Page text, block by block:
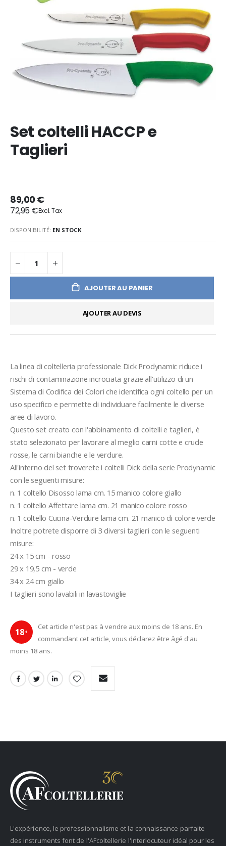
Set coltelli HACCP e
Taglieri
89,00 €
72,95 €
DISPONIBILITÉ: EN STOCK
AJOUTER AU PANIER
AJOUTER AU DEVIS
La linea di coltelleria professionale Dick Prodynamic riduce i
rischi di contaminazione incrociata grazie all'utilizzo di un
Sistema di Codifica dei Colori che identifica ogni coltello per un
uso specifico e permette di individuare facilmente le diverse
aree di lavoro.
Questo set creato con l'abbinamento di coltelli e taglieri, è
stato selezionato per lavorare al meglio carni cotte e crude
rosse, le carni bianche e le verdure.
All'interno del set troverete i coltelli Dick della serie Prodynamic
con le seguenti misure:
n. 1 coltello Disosso lama cm. 15 manico colore giallo
n. 1 coltello Affettare lama cm. 21 manico colore rosso
n. 1 coltello Cucina-Verdure lama cm. 21 manico di colore verde
Inoltre potrete disporre di 3 diversi taglieri con le seguenti
misure:
24 x 15 cm - rosso
29 x 19,5 cm - verde
34 x 24 cm giallo
I taglieri sono lavabili in lavastoviglie
18+
Cet article n'est pas à vendre aux moins de 18 ans. En
commandant cet article, vous déclarez être âgé d'au
moins 18 ans.
L'expérience, le professionnalisme et la connaissance parfaite
des instruments font de l'AFcoltellerie l'interlocuteur idéal pour les